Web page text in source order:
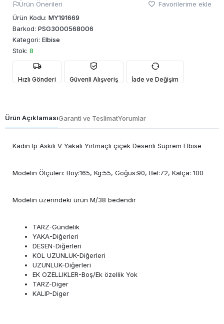
Ürün Önerileri
Favorilerime ekle
Ürün Kodu: MY191669
Barkod: PSG3000568006
Kategori: Elbise
Stok: 8
Hızlı Gönderi Güvenli Alışveriş İade ve Değişim
Ürün AçıklamasıGaranti ve TeslimatYorumlar
Kadın Ip Askılı V Yakalı Yırtmaçlı çiçek Desenli Süprem Elbise
Modelin Ölçüleri: Boy:165, Kg:55, Göğüs:90, Bel:72, Kalça: 100
Modelin üzerindeki ürün M/38 bedendir
TARZ-Gündelik
YAKA-Diğerleri
DESEN-Diğerleri
KOL UZUNLUK-Diğerleri
UZUNLUK-Diğerleri
EK OZELLIKLER-Boş/Ek özellik Yok
TARZ-Diger
KALIP-Diger